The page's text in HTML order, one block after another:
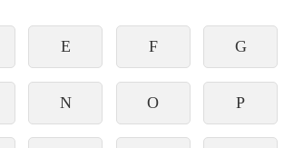
E F G
N O P